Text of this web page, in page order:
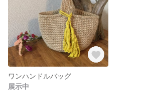
ワンハンドルバッグ
展示中